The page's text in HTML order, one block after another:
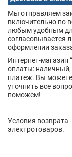
Мы отправляем
включительно по
любым удобным
согласовывается
оформлении
Интернет-
оплаты:
платеж. Вы
уточнить все
поможем!
Условия возврата
электротоваров.